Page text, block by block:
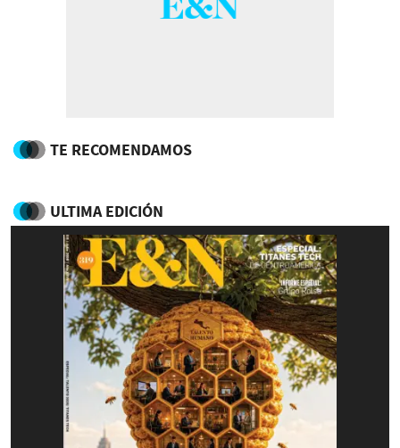
TE RECOMENDAMOS
ULTIMA EDICIÓN